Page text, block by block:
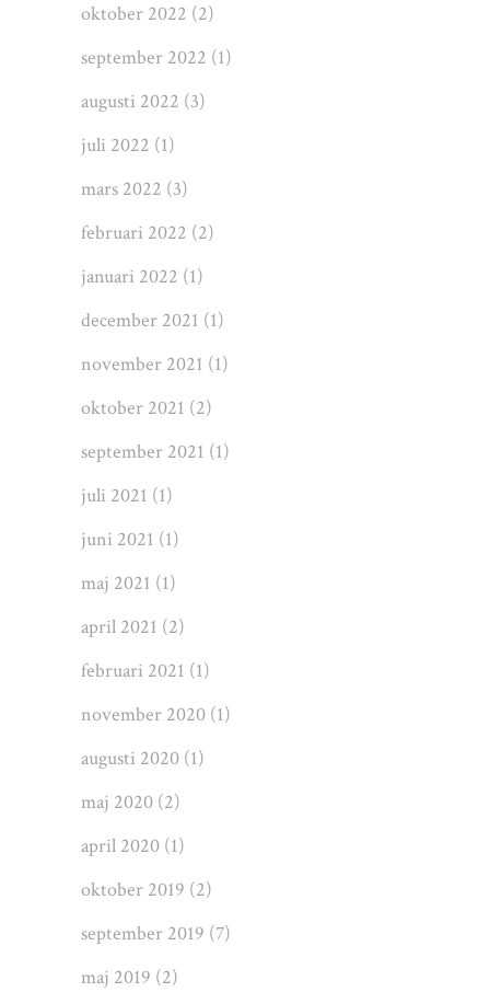
oktober 2022 (2)
september 2022 (1)
augusti 2022 (3)
juli 2022 (1)
mars 2022 (3)
februari 2022 (2)
januari 2022 (1)
december 2021 (1)
november 2021 (1)
oktober 2021 (2)
september 2021 (1)
juli 2021 (1)
juni 2021 (1)
maj 2021 (1)
april 2021 (2)
februari 2021 (1)
november 2020 (1)
augusti 2020 (1)
maj 2020 (2)
april 2020 (1)
oktober 2019 (2)
september 2019 (7)
maj 2019 (2)